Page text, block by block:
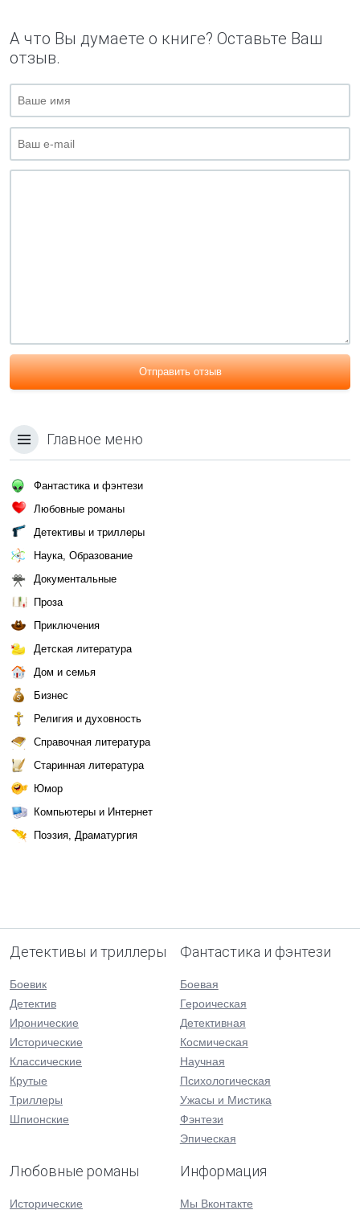
А что Вы думаете о книге? Оставьте Ваш
отзыв.
Отправить отзыв
Главное меню
Фантастика и фэнтези
Любовные романы
Детективы и триллеры
Наука, Образование
Документальные
Проза
Приключения
Детская литература
Дом и семья
Бизнес
Религия и духовность
Справочная литература
Старинная литература
Юмор
Компьютеры и Интернет
Поэзия, Драматургия
Детективы и триллеры
Боевик
Детектив
Иронические
Исторические
Классические
Крутые
Триллеры
Шпионские
Фантастика и фэнтези
Боевая
Героическая
Детективная
Космическая
Научная
Психологическая
Ужасы и Мистика
Фэнтези
Эпическая
Любовные романы
Исторические
Информация
Мы Вконтакте